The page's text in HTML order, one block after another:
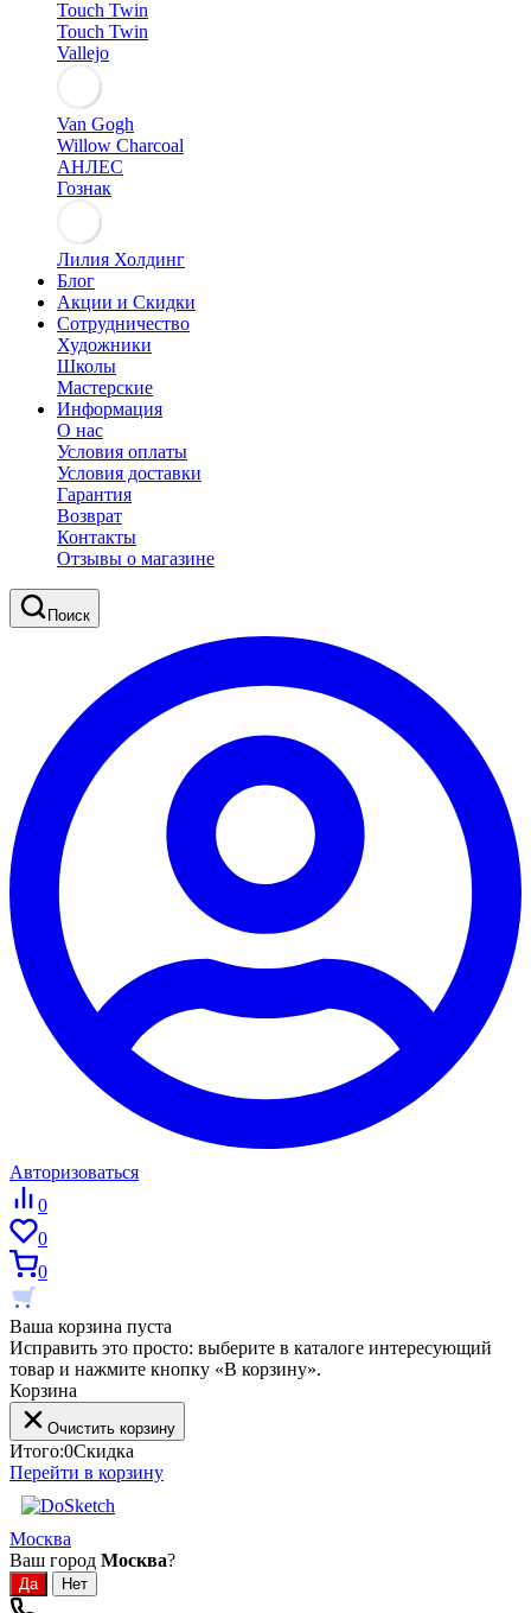
Touch Twin
Touch Twin
Vallejo
Van Gogh
Willow Charcoal
АНЛЕС
Гознак
Лилия Холдинг
Блог
Акции и Скидки
Сотрудничество
Художники
Школы
Мастерские
Информация
О нас
Условия оплаты
Условия доставки
Гарантия
Возврат
Контакты
Отзывы о магазине
Поиск
Авторизоваться
0
0
0
Ваша корзина пуста
Исправить это просто: выберите в каталоге интересующий
товар и нажмите кнопку «В корзину».
Корзина
Очистить корзину
Итого:0Скидка
Перейти в корзину
Москва
Ваш город Москва?